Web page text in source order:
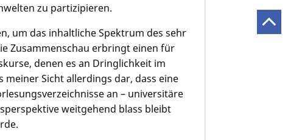
zu partizipieren.
um das inhaltliche Spektrum des sehr
Zusammenschau erbringt einen für
denen es an Dringlichkeit im
Sicht allerdings dar, dass eine
an – universitäre
weitgehend blass bleibt